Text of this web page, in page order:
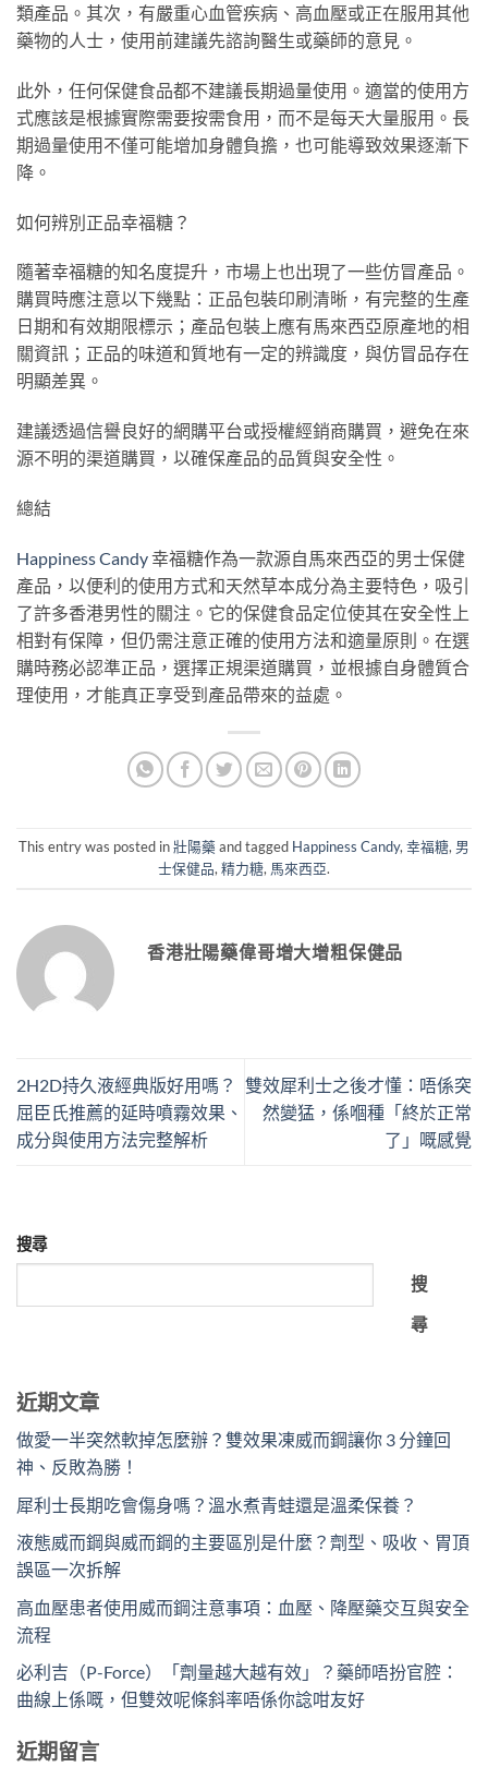
類產品。其次，有嚴重心血管疾病、高血壓或正在服用其他
藥物的人士，使用前建議先諮詢醫生或藥師的意見。
此外，任何保健食品都不建議長期過量使用。適當的使用方
式應該是根據實際需要按需食用，而不是每天大量服用。長
期過量使用不僅可能增加身體負擔，也可能導致效果逐漸下
降。
如何辨別正品幸福糖？
隨著幸福糖的知名度提升，市場上也出現了一些仿冒產品。
購買時應注意以下幾點：正品包裝印刷清晰，有完整的生產
日期和有效期限標示；產品包裝上應有馬來西亞原產地的相
關資訊；正品的味道和質地有一定的辨識度，與仿冒品存在
明顯差異。
建議透過信譽良好的網購平台或授權經銷商購買，避免在來
源不明的渠道購買，以確保產品的品質與安全性。
總結
Happiness Candy幸福糖作為一款源自馬來西亞的男士保健
產品，以便利的使用方式和天然草本成分為主要特色，吸引
了許多香港男性的關注。它的保健食品定位使其在安全性上
相對有保障，但仍需注意正確的使用方法和適量原則。在選
購時務必認準正品，選擇正規渠道購買，並根據自身體質合
理使用，才能真正享受到產品帶來的益處。
This entry was posted in壯陽藥 and tagged Happiness Candy,幸福糖, 男
士保健品,精力糖, 馬來西亞.
香港壯陽藥偉哥增大增粗保健品
2H2D持久液經典版好用嗎？
屈臣氏推薦的延時噴霧效果、
成分與使用方法完整解析
雙效犀利士之後才懂：唔係突
然變猛，係嗰種「終於正常
了」嘅感覺
搜尋
搜
尋
近期文章
做愛一半突然軟掉怎麼辦？雙效果凍威而鋼讓你 3 分鐘回
神、反敗為勝！
犀利士長期吃會傷身嗎？溫水煮青蛙還是溫柔保養？
液態威而鋼與威而鋼的主要區別是什麼？劑型、吸收、胃頂
誤區一次拆解
高血壓患者使用威而鋼注意事項：血壓、降壓藥交互與安全
流程
必利吉（P-Force）「劑量越大越有效」？藥師唔扮官腔：
曲線上係嘅，但雙效呢條斜率唔係你諗咁友好
近期留言